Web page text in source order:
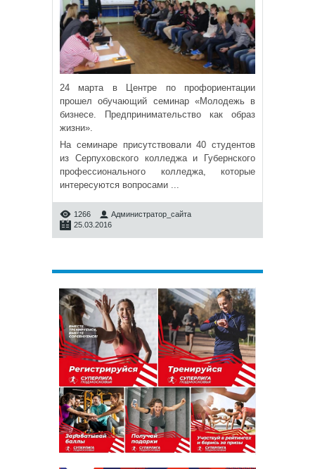
24 марта в Центре по профориентации
прошел обучающий семинар «Молодежь в
бизнесе. Предпринимательство как образ
жизни».
На семинаре присутствовали 40 студентов
из Серпуховского колледжа и Губернского
профессионального колледжа, которые
интересуются вопросами ...
1266
Администратор_сайта
25.03.2016